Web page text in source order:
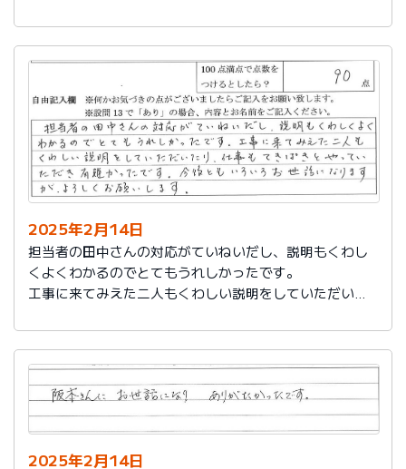
又、市との対応が耳の悪い私に代わって聞いてくれ助か
りました。
説明もその後しっかりしてもらい感謝しています。
2025年2月14日
担当者の田中さんの対応がていねいだし、説明もくわし
くよくわかるのでとてもうれしかったです。
工事に来てみえた二人もくわしい説明をしていただいた
今後ともいろいろお世話になりますが、よろしくお願い
します。
2025年2月14日